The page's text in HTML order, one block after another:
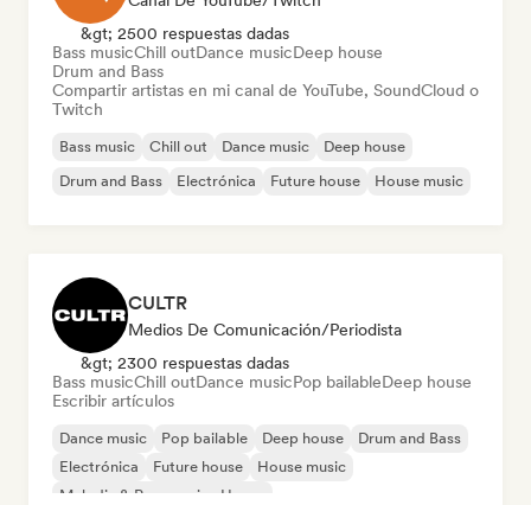
&gt; 2500 respuestas dadas
Bass musicChill outDance musicDeep house
Drum and Bass
Compartir artistas en mi canal de YouTube, SoundCloud o
Twitch
Bass music Chill out Dance music
Deep house
Drum and Bass
Electrónica Future house House music
CULTR
Medios De Comunicación/Periodista
&gt; 2300 respuestas dadas
Bass musicChill outDance musicPop bailableDeep house
Escribir artículos
Dance music Pop bailable Deep house
Drum and Bass
Electrónica
Future house
House music
Melodic & Progressive House